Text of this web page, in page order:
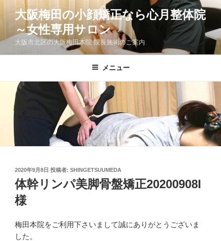
ン
大阪梅田の小顔矯正なら心月整体院
～女性専用サロン
大阪市北区の大阪梅田本院 院長施術のご案内
メニュー
投
稿
日:
2020年9月8日 投稿者: SHINGETSUUMEDA
体幹リンパ美脚骨盤矯正20200908I
様
梅田本院をご利用下さいまして誠にありがとうございま
した。